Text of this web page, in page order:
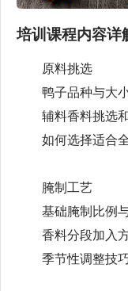
培训课程内容详
原料挑选
鸭子品种与大
辅料香料挑选
如何选择适合全
腌制工艺
基础腌制比例与
香料分段加入
季节性调整技巧(